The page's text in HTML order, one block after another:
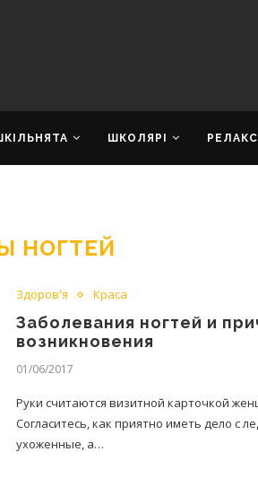
ШКОЛЯРІ РЕЛАКС
НОГТЕЙ
Здоров'я Краса
Заболевания ногтей и
возникновения
01/06/2017
Руки считаются визитной карточкой
Согласитесь, как приятно иметь дело с
ухоженные, а…